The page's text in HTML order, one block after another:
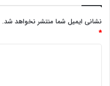
نشانی ایمیل شما منتشر نخواهد شد.
*